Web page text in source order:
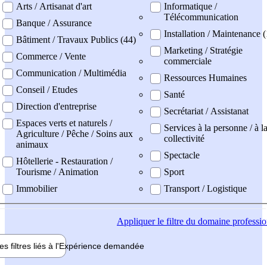
Arts / Artisanat d'art
Banque / Assurance
Bâtiment / Travaux Publics (44)
Commerce / Vente
Communication / Multimédia
Conseil / Etudes
Direction d'entreprise
Espaces verts et naturels /
Agriculture / Pêche / Soins aux
animaux
Hôtellerie - Restauration /
Tourisme / Animation
Immobilier
Informatique /
Télécommunication
Installation / Maintenance
Marketing / Stratégie
commerciale
Ressources Humaines
Santé
Secrétariat / Assistanat
Services à la personne / à la
collectivité
Spectacle
Sport
Transport / Logistique
Appliquerle filtre du domaine
filtres liés à l'Expérience demandée